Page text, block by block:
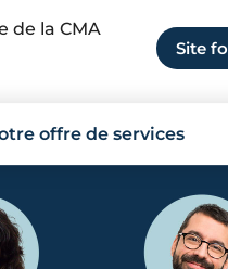
de la CMA
Site
offre de services